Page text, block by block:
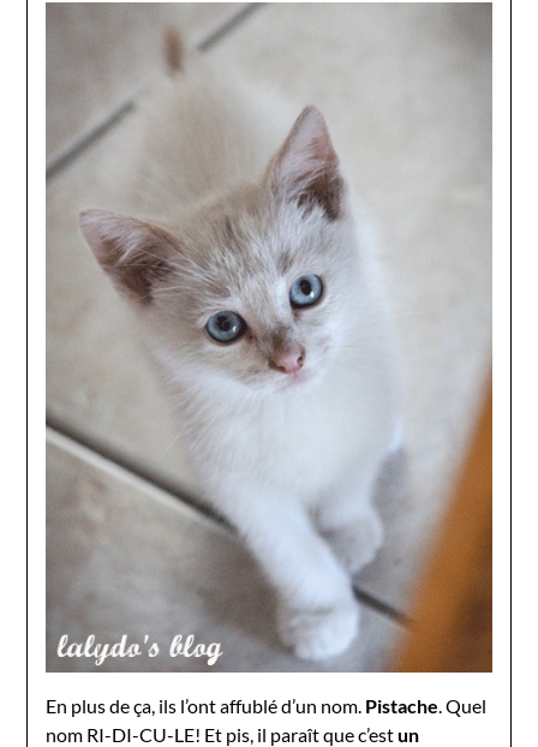
En plus de ça, ils l’ont affublé d’un nom. Pistache . Quel
nom RI-DI-CU-LE! Et pis, il paraît que c’estun